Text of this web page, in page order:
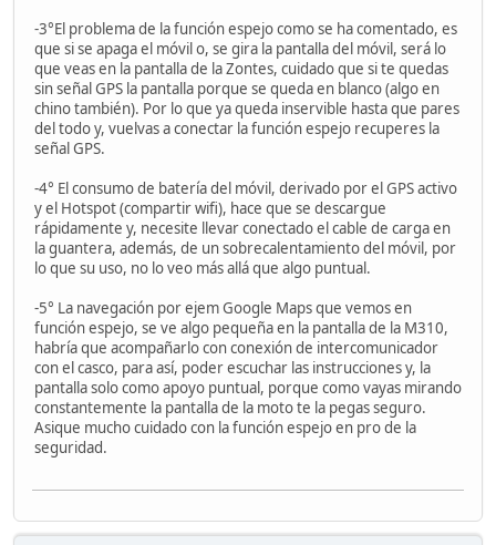
-3°El problema de la función espejo como se ha comentado, es
que si se apaga el móvil o, se gira la pantalla del móvil, será lo
que veas en la pantalla de la Zontes, cuidado que si te quedas
sin señal GPS la pantalla porque se queda en blanco (algo en
chino también). Por lo que ya queda inservible hasta que pares
del todo y, vuelvas a conectar la función espejo recuperes la
señal GPS.
-4° El consumo de batería del móvil, derivado por el GPS activo
y el Hotspot (compartir wifi), hace que se descargue
rápidamente y, necesite llevar conectado el cable de carga en
la guantera, además, de un sobrecalentamiento del móvil, por
lo que su uso, no lo veo más allá que algo puntual.
-5° La navegación por ejem Google Maps que vemos en
función espejo, se ve algo pequeña en la pantalla de la M310,
habría que acompañarlo con conexión de intercomunicador
con el casco, para así, poder escuchar las instrucciones y, la
pantalla solo como apoyo puntual, porque como vayas mirando
constantemente la pantalla de la moto te la pegas seguro.
Asique mucho cuidado con la función espejo en pro de la
seguridad.